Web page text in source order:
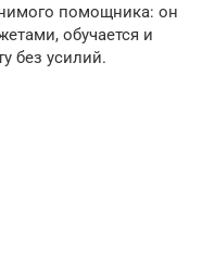
помощника: он
обучается и
без усилий.